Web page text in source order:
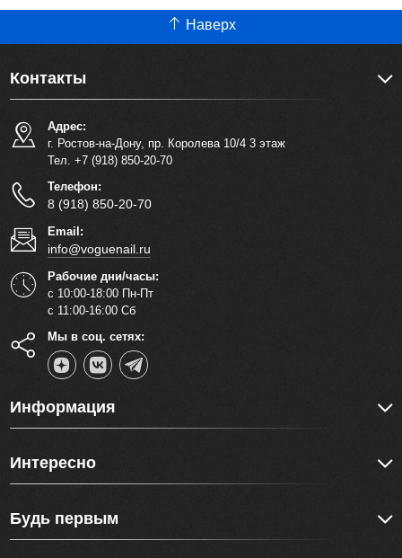
Наверх
Контакты
Адрес:
г. Ростов-на-Дону, пр. Королева 10/4 3 этаж
Тел. +7 (918) 850-20-70
Телефон:
8 (918) 850-20-70
Email:
info@voguenail.ru
Рабочие дни/часы:
с 10:00-18:00 Пн-Пт
с 11:00-16:00 Сб
Мы в соц. сетях:
Информация
Интересно
Будь первым